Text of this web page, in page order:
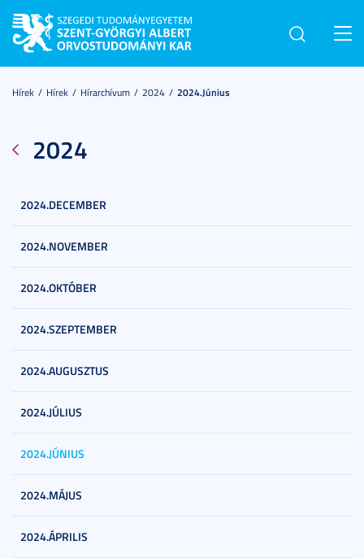
Hírek Hírek Hírarchívum 2024 2024.június
2024
2024.DECEMBER
2024.NOVEMBER
2024.OKTÓBER
2024.SZEPTEMBER
2024.AUGUSZTUS
2024.JÚLIUS
2024.JÚNIUS
2024.MÁJUS
2024.ÁPRILIS